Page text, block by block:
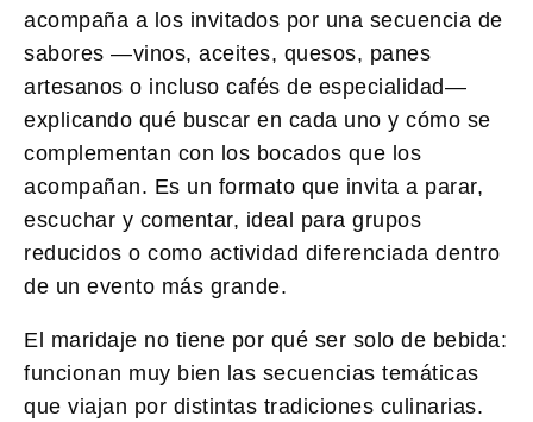
acompaña a los invitados por una secuencia de
sabores —vinos, aceites, quesos, panes
artesanos o incluso cafés de especialidad—
explicando qué buscar en cada uno y cómo se
complementan con los bocados que los
acompañan. Es un formato que invita a parar,
escuchar y comentar, ideal para grupos
reducidos o como actividad diferenciada dentro
de un evento más grande.
El maridaje no tiene por qué ser solo de bebida:
funcionan muy bien las secuencias temáticas
que viajan por distintas tradiciones culinarias.